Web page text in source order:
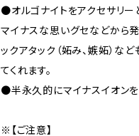
●オルゴナイトをアクセサリ
マイナスな思いグセなどから
ックアタック（妬み、嫉妬）な
てくれます。
●半永久的にマイナスイオンを
※【ご注意】